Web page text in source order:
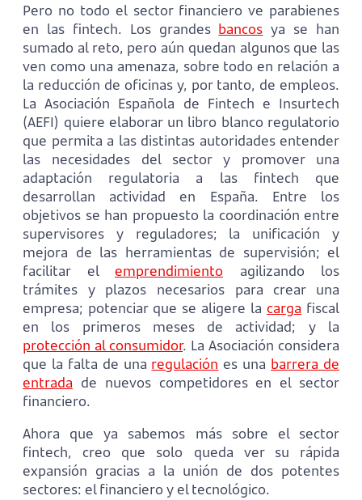
Pero no todo el sector financiero ve parabienes
en las fintech. Los grandes bancos ya se han
sumado al reto, pero aún quedan algunos que las
ven como una amenaza, sobre todo en relación a
la reducción de oficinas y, por tanto, de empleos.
La Asociación Española de Fintech e Insurtech
(AEFI) quiere elaborar un libro blanco regulatorio
que permita a las distintas autoridades entender
las necesidades del sector y promover una
adaptación regulatoria a las fintech que
desarrollan actividad en España. Entre los
objetivos se han propuesto la coordinación entre
supervisores y reguladores; la unificación y
mejora de las herramientas de supervisión; el
facilitar el emprendimiento agilizando los
trámites y plazos necesarios para crear una
empresa; potenciar que se aligere la carga fiscal
en los primeros meses de actividad; y la
protección al consumidor. La Asociación considera
que la falta de una regulación es una barrera de
entrada de nuevos competidores en el sector
financiero.
Ahora que ya sabemos más sobre el sector
fintech, creo que solo queda ver su rápida
expansión gracias a la unión de dos potentes
sectores: el financiero y el tecnológico.